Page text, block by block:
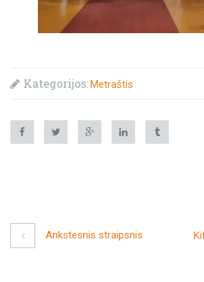
Kategorijos:Metraštis
Ankstesnis straipsnis